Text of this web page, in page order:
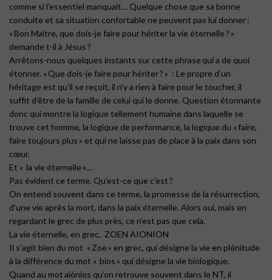
comme si l’essentiel manquait… Quelque chose que sa bonne
conduite et sa situation confortable ne peuvent pas lui donner :
« Bon Maitre, que dois-je faire pour hériter la vie éternelle ? »
demande t-il à Jésus ?
Arrêtons-nous quelques instants sur cette phrase qui a de quoi
étonner. « Que dois-je faire pour hériter ? » : Le propre d’un
héritage est qu’il se reçoit, il n’y a rien à faire pour le toucher, il
suffit d’être de la famille de celui qui le donne. Question étonnante
donc qui montre la logique tellement humaine dans laquelle se
trouve cet homme, la logique de performance, la logique du « faire,
faire toujours plus » et qui ne laisse pas de place à la paix dans son
cœur.
Et « la vie éternelle »…
Pas évident ce terme. Qu’est-ce que c’est ?
On entend souvent dans ce terme, la promesse de la résurrection,
d’une vie après la mort, dans la paix éternelle. Alors oui, mais en
regardant le grec de plus près, ce n’est pas que cela.
La vie éternelle, en grec, ZOEN AIONION
Il s’agit bien du mot « Zoe » en grec, qui désigne la vie en plénitude
à la différence du mot « bios » qui désigne la vie biologique.
Quand au mot aiónios qu’on retrouve souvent dans le NT, il